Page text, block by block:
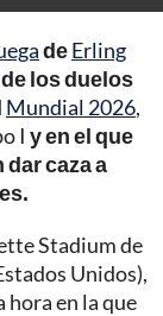
deErling
los duelos
Mundial 2026,
I y en el que
caza a
Stadium de
Unidos),
hora en la que